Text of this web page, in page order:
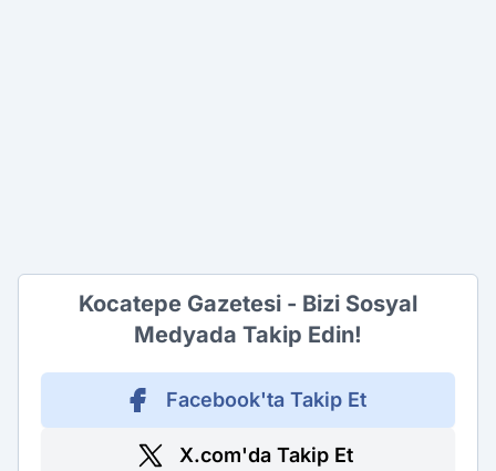
Kocatepe Gazetesi - Bizi Sosyal
Medyada Takip Edin!
Facebook'ta Takip Et
X.com'da Takip Et